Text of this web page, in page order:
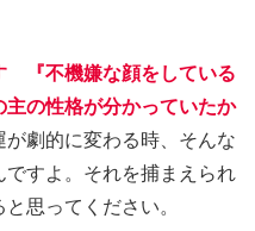
『不機嫌な顔をしている
の性格が分かっていたか
が劇的に変わる時、そんな
すよ。それを捕まえられ
思ってください。